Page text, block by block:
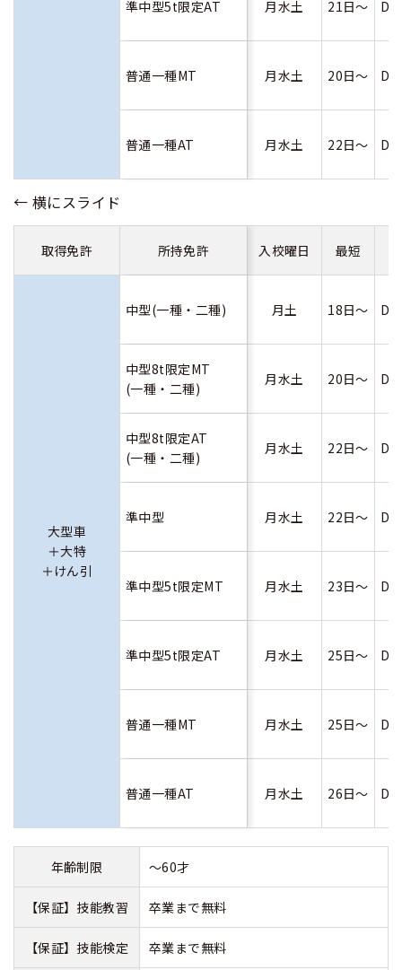
準中型5t限定AT 月水土 21日～
普通一種MT 月水土 20日～
普通一種AT 月水土 22日～
取得免許 所持免許 入校曜日 最短
大型車
＋大特
＋けん引
中型(一種・二種) 月土 18日～
中型8t限定MT
(一種・二種)
月水土 20日～
中型8t限定AT
(一種・二種)
月水土 22日～
準中型 月水土 22日～
準中型5t限定MT 月水土 23日～
準中型5t限定AT 月水土 25日～
普通一種MT 月水土 25日～
普通一種AT 月水土 26日～
年齢制限 ～60才
【保証】技能教習 卒業まで無料
【保証】技能検定 卒業まで無料